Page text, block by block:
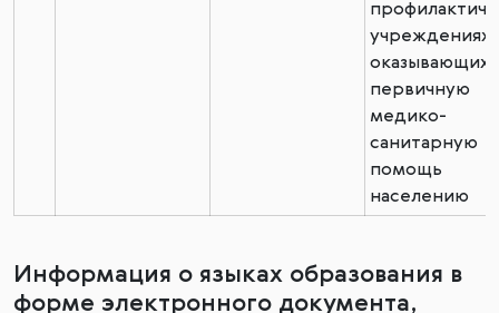
учреждениях,
оказывающих
первичную
медико-
санитарную
помощь
населению
Информация о языках образования в
форме электронного документа,